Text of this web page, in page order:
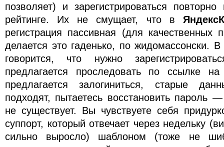
позволяет) и зарегистрироваться
рейтинге. Их не смущает, что в
регистрация пассивная (для качественных
делается это гаденько, по жидомассонски.
говорится, что нужно
предлагается проследовать по ссылке
предлагается залогиниться, старые
подходят, пытаетесь восстановить пароль —
не существует. Вы чувствуете себя
суппорт, который отвечает через недельку
сильно выросло) шаблоном (тоже не